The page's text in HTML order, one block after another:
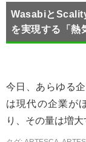
Wasabiと
を実現する「熱
今日、あらゆる
は現代の企業が
り、その量は増